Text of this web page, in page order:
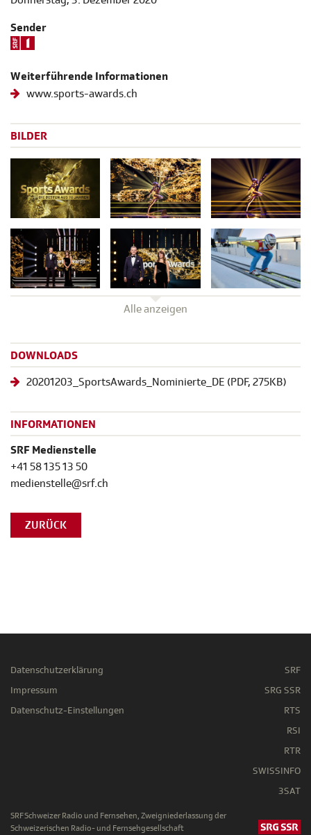
Sender
Weiterführende Informationen
www.sports-awards.ch
BILDER
Alle anzeigen
DOWNLOADS
20201203_SportsAwards_Nominierte_DE (PDF, 275KB)
INFORMATIONEN
SRF Medienstelle
+41 58 135 13 50
medienstelle@srf.ch
ZURÜCK
Datenschutzerklärung
Impressum
Datenschutz-Einstellungen
SRF
SRG SSR
RTS
RSI
RTR
SWISSINFO
3SAT
SRF Schweizer Radio und Fernsehen, Zweigniederlassung der
Schweizerischen Radio- und Fernsehgesellschaft